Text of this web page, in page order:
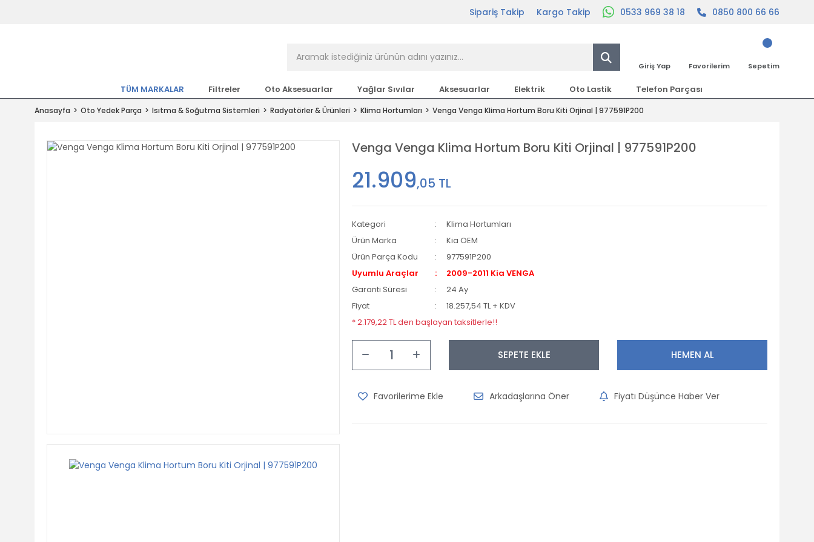
Tıkla Al, Mutlu Kal!
Sipariş Takip Kargo Takip 0533 969 38 18 0850 800 66 66
Giriş Yap Favorilerim Sepetim
TÜM MARKALAR Filtreler Oto Aksesuarlar Yağlar Sıvılar Aksesuarlar Elektrik Oto Lastik Telefon Parçası
Anasayfa Oto Yedek Parça Isıtma & Soğutma Sistemleri Radyatörler & Ürünleri Klima Hortumları Venga Venga Klima Hortum Boru Kiti Orjinal | 977591P200
Venga Venga Klima Hortum Boru Kiti Orjinal | 977591P200
21.909,05 TL
Kategori
Klima Hortumları
Ürün Marka
Kia OEM
Ürün Parça Kodu
977591P200
Uyumlu Araçlar
2009-2011 Kia VENGA
Garanti Süresi
24 Ay
Fiyat
18.257,54 TL + KDV
* 2.179,22 TL den başlayan taksitlerle!!
SEPETE EKLE HEMEN AL
Arkadaşlarına Öner Fiyatı Düşünce Haber Ver